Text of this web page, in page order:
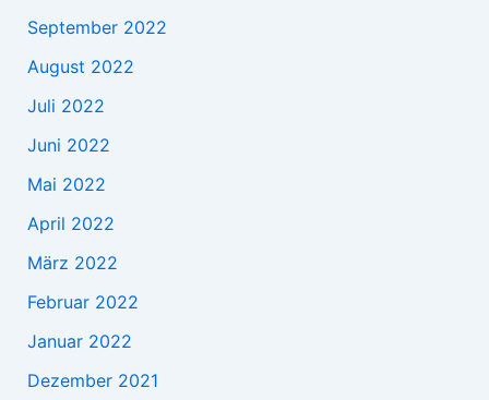
September 2022
August 2022
Juli 2022
Juni 2022
Mai 2022
April 2022
März 2022
Februar 2022
Januar 2022
Dezember 2021